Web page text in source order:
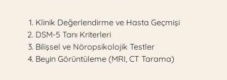
Klinik Değerlendirme ve Hasta Geçmişi
DSM-5 Tanı Kriterleri
Bilişsel ve Nöropsikolojik Testler
Beyin Görüntüleme (MRI, CT Tarama)